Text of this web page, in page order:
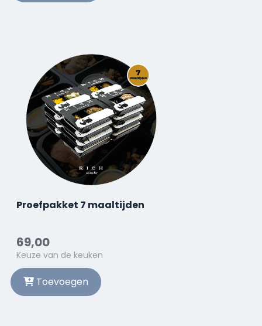
Proefpakket 7 maaltijden
69,00
Keuze van de keuken
Toevoegen